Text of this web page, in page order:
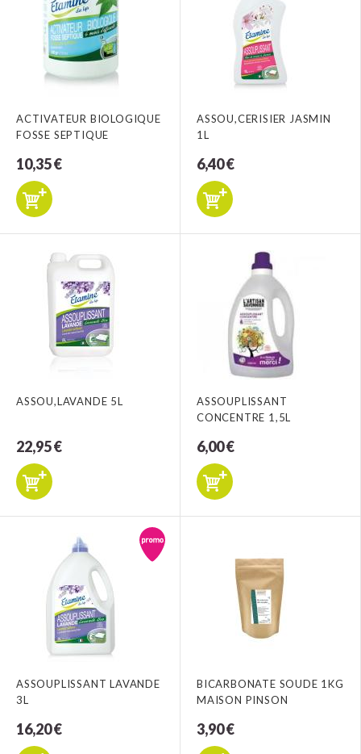
ACTIVATEUR BIOLOGIQUE
FOSSE SEPTIQUE
10,35 €
ASSOU,CERISIER JASMIN
1L
6,40 €
ASSOU,LAVANDE 5L
22,95 €
ASSOUPLISSANT
CONCENTRE 1,5L
6,00 €
ASSOUPLISSANT LAVANDE
3L
16,20 €
BICARBONATE SOUDE 1KG
MAISON PINSON
3,90 €